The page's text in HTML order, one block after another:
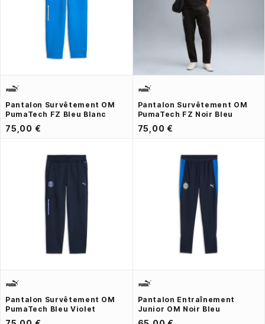
Pantalon Survêtement OM
PumaTech FZ Bleu Blanc
75,00 €
Pantalon Survêtement OM
PumaTech FZ Noir Bleu
75,00 €
Pantalon Survêtement OM
PumaTech Bleu Violet
Pantalon Entraînement
Junior OM Noir Bleu